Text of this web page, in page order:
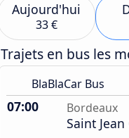
Aujourd'hui
33 €
Trajets en bus les
BlaBlaCar Bus
07:00 Bordeaux
Saint Jean